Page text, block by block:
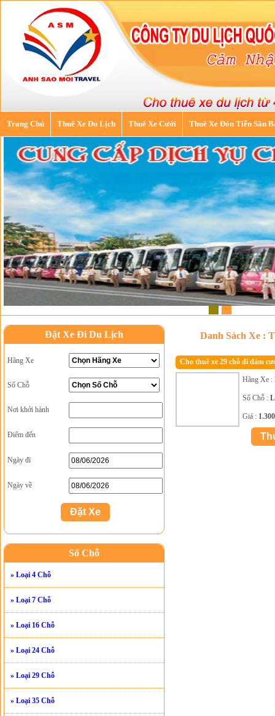
Trang Chủ Thuê Xe Du Lịch Thuê Xe Cưới Thuê Xe Đón Tiễn Sân
Đặt Xe Đi Du Lịch
Hãng Xe
Số Chỗ
Nơi khởi hành
Điểm đến
Ngày đi
Ngày về
Số Chỗ
» Loại 4 Chỗ
» Loại 7 Chỗ
» Loại 16 Chỗ
» Loại 24 Chỗ
» Loại 29 Chỗ
» Loại 35 Chỗ
Danh Sách Xe :
Cho thuê xe 29 chỗ đi đám
Hãng Xe :
Số Chỗ :
Giá :